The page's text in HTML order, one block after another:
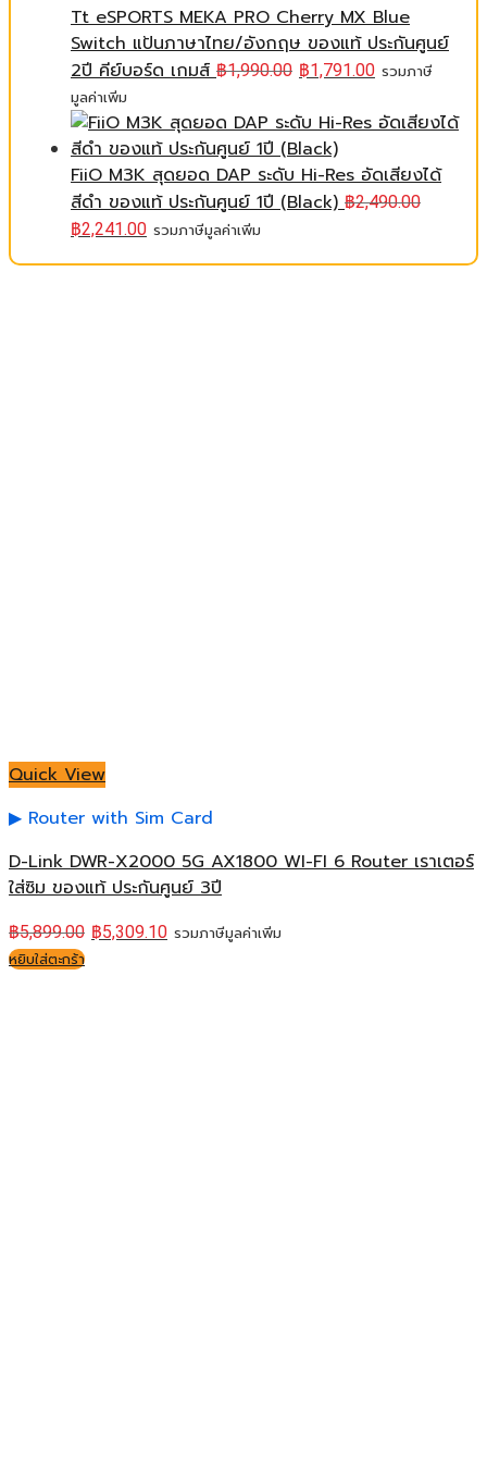
Tt eSPORTS MEKA PRO Cherry MX Blue
Switch แป้นภาษาไทย/อังกฤษ ของแท้ ประกันศูนย์
2ปี คีย์บอร์ด เกมส์ ฿1,990.00 ฿1,791.00 รวมภาษี
มูลค่าเพิ่ม
FiiO M3K สุดยอด DAP ระดับ Hi-Res อัดเสียงได้
สีดำ ของแท้ ประกันศูนย์ 1ปี (Black) ฿2,490.00
฿2,241.00 รวมภาษีมูลค่าเพิ่ม
Quick View
Router with Sim Card
D-Link DWR-X2000 5G AX1800 WI-FI 6 Router เราเตอร์
ใส่ซิม ของแท้ ประกันศูนย์ 3ปี
฿5,899.00 ฿5,309.10 รวมภาษีมูลค่าเพิ่ม
หยิบใส่ตะกร้า